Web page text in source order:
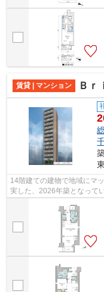
賃貸 | マンション Ｂｒ
14階建ての建物で地域にマ
実した、2026年築となって